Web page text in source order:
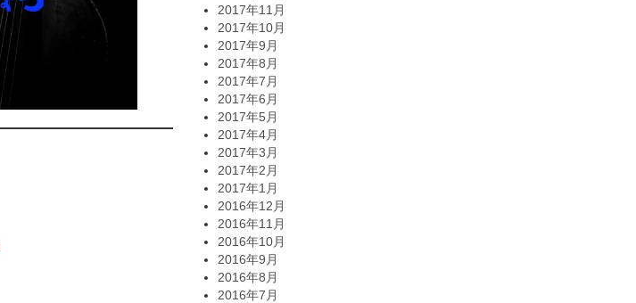
2017年11月
2017年10月
2017年9月
2017年8月
2017年7月
2017年6月
2017年5月
2017年4月
2017年3月
2017年2月
2017年1月
2016年12月
2016年11月
2016年10月
2016年9月
2016年8月
2016年7月